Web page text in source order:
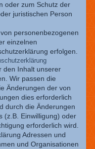
oder zum Schutz der
juristischen Person
personenbezogenen
einzelnen
erfolgen.
den Inhalt unserer
Wir passen die
Änderungen der von
dies erforderlich
durch die Änderungen
(z.B. Einwilligung) oder
erforderlich wird.
Adressen und
und Organisationen